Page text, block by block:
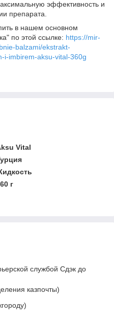
эффективность и
препарата.
в нашем основном
по этой ссылке: https://mir-
balzami/ekstrakt-
i-imbirem-aksu-vital-360g
Vital
г
службой Сдэк до
казпочты)